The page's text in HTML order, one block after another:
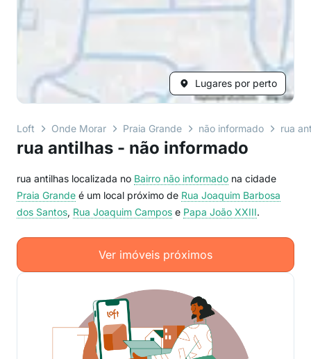
Lugares por perto
Loft Onde Morar Praia Grande não informado rua
rua antilhas - não informado
rua antilhas localizada no Bairro não informado na cidade
Praia Grande é um local próximo de Rua Joaquim Barbosa
dos Santos, Rua Joaquim Campos e Papa João XXIII.
Ver imóveis próximos